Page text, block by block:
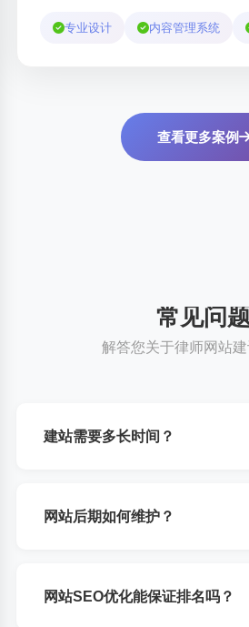
专业设计 内容管理系统
查看更多案例
常见问
解答您关于律师网站建
建站需要多长时间？
表，确保按时交付。
网站后期如何维护？
站内容。
网站SEO优化能保证排名吗？